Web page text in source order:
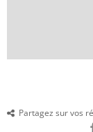
Partagez sur vos